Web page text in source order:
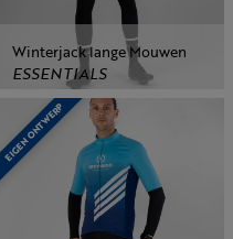
Winterjack lange Mouwen
ESSENTIALS
EIGEN ONTWERP